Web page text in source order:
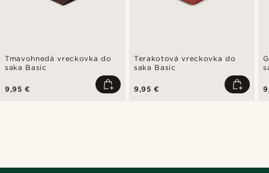
Tmavohnedá vreckovka do
saka Basic
9,95 €
Terakotová vreckovka do
saka Basic
9,95 €